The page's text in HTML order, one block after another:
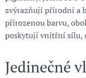
zvýrazňují přírodní a
přirozenou barvu,
poskytují vnitřní sílu,
Jedinečné